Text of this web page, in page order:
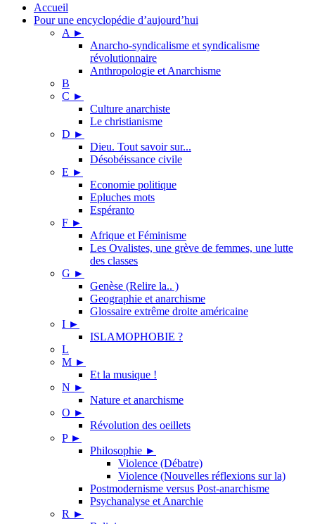
Accueil
Pour une encyclopédie d’aujourd’hui
A ►
Anarcho-syndicalisme et syndicalisme
révolutionnaire
Anthropologie et Anarchisme
B
C ►
Culture anarchiste
Le christianisme
D ►
Dieu. Tout savoir sur...
Désobéissance civile
E ►
Economie politique
Epluches mots
Espéranto
F ►
Afrique et Féminisme
Les Ovalistes, une grève de femmes, une lutte
des classes
G ►
Genèse (Relire la.. )
Geographie et anarchisme
Glossaire extrême droite américaine
I ►
ISLAMOPHOBIE ?
L
M ►
Et la musique !
N ►
Nature et anarchisme
O ►
Révolution des oeillets
P ►
Philosophie ►
Violence (Débatre)
Violence (Nouvelles réflexions sur la)
Postmodernisme versus Post-anarchisme
Psychanalyse et Anarchie
R ►